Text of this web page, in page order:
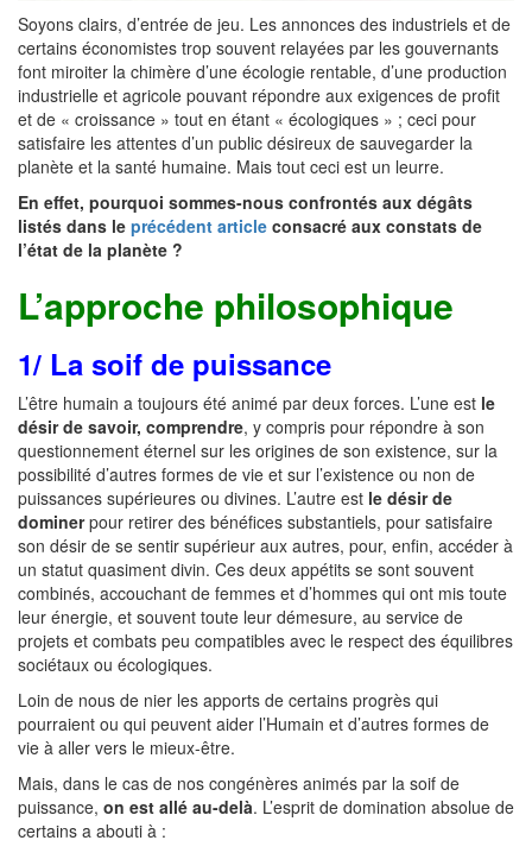
Soyons clairs, d’entrée de jeu. Les annonces des industriels et de
certains économistes trop souvent relayées par les gouvernants
font miroiter la chimère d’une écologie rentable, d’une production
industrielle et agricole pouvant répondre aux exigences de profit
et de « croissance » tout en étant « écologiques » ; ceci pour
satisfaire les attentes d’un public désireux de sauvegarder la
planète et la santé humaine. Mais tout ceci est un leurre.
En effet, pourquoi sommes-nous confrontés aux dégâts
listés dans le précédent article consacré aux constats de
l’état de la planète ?
L’approche philosophique
1/ La soif de puissance
L’être humain a toujours été animé par deux forces. L’une est le
désir de savoir, comprendre, y compris pour répondre à son
questionnement éternel sur les origines de son existence, sur la
possibilité d’autres formes de vie et sur l’existence ou non de
puissances supérieures ou divines. L’autre est le désir de
dominerpour retirer des bénéfices substantiels, pour satisfaire
son désir de se sentir supérieur aux autres, pour, enfin, accéder à
un statut quasiment divin. Ces deux appétits se sont souvent
combinés, accouchant de femmes et d’hommes qui ont mis toute
leur énergie, et souvent toute leur démesure, au service de
projets et combats peu compatibles avec le respect des équilibres
sociétaux ou écologiques.
Loin de nous de nier les apports de certains progrès qui
pourraient ou qui peuvent aider l’Humain et d’autres formes de
vie à aller vers le mieux-être.
Mais, dans le cas de nos congénères animés par la soif de
puissance, on est allé au-delà. L’esprit de domination absolue de
certains a abouti à :